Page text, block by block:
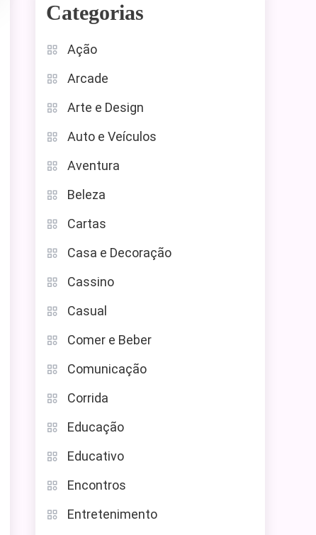
Categorias
Ação
Arcade
Arte e Design
Auto e Veículos
Aventura
Beleza
Cartas
Casa e Decoração
Cassino
Casual
Comer e Beber
Comunicação
Corrida
Educação
Educativo
Encontros
Entretenimento